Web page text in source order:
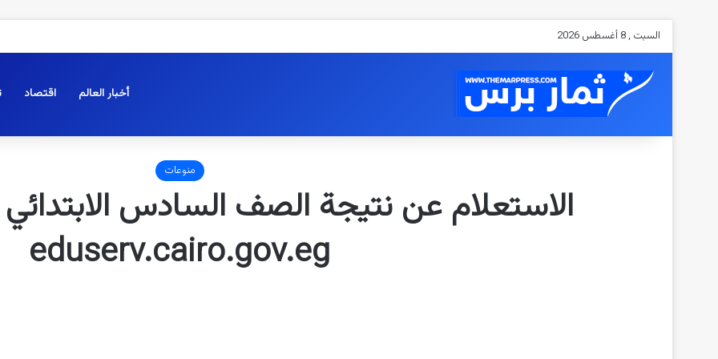
السبت , 8 أغسطس 2026
أخبار العالم اقتصاد
منوعات
eduserv.cairo.gov.eg